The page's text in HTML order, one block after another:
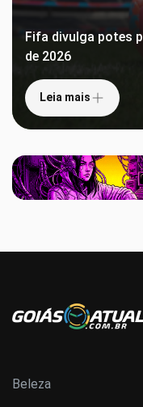
Fifa divulga potes
de 2026
Leia mais
Beleza